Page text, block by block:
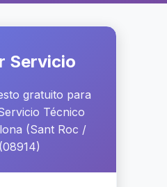
Servicio
gratuito para
Técnico
(Sant Roc /